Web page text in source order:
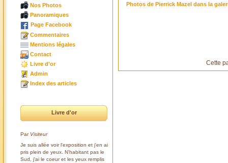
Nos Photos
Panoramiques
Page Facebook
Commentaires
Mentions légales
Contact
Livre d'or
Admin
Index des articles
Livre d'or
Par Visiteur
Je suis allée voir l'exposition et j'en ai
pris plein de yeux. N'habitant pas le
Sud, j'ai le coeur et les yeux remplis
Photos de Pierrick Mazel dans la
Cette